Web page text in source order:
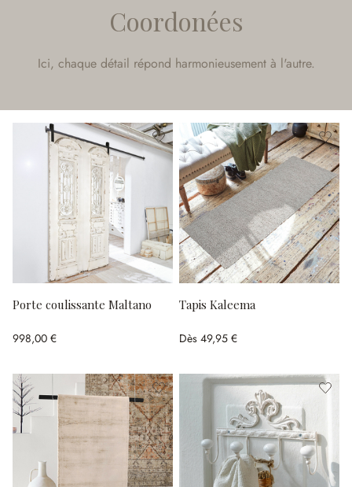
Coordonées
Ici, chaque détail répond harmonieusement à l'autre.
Porte coulissante Maltano
998,00 €
Tapis Kaleema
Dès 49,95 €